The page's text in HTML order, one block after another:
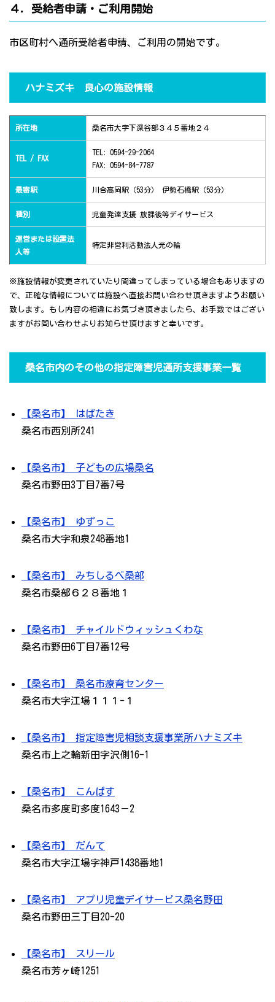
４．受給者申請・ご利用開始
市区町村へ通所受給者申請、ご利用の開始です。
ハナミズキ 良心の施設情報
所在地 桑名市大字下深谷部３４５番地２４
TEL / FAX
TEL: 0594-29-2064
FAX: 0594-84-7787
最寄駅 川合高岡駅（53分） 伊勢石橋駅（53分）
種別 児童発達支援 放課後等デイサービス
運営または設置法
人等
特定非営利活動法人光の輪
※施設情報が変更されていたり間違ってしまっている場合もありますの
で、正確な情報については施設へ直接お問い合わせ頂きますようお願い
致します。もし内容の相違にお気づき頂きましたら、お手数ではござい
ますがお問い合わせよりお知らせ頂けますと幸いです。
桑名市内のその他の指定障害児通所支援事業一覧
【桑名市】 はばたき
桑名市西別所241
【桑名市】 子どもの広場桑名
桑名市野田3丁目7番7号
【桑名市】 ゆずっこ
桑名市大字和泉248番地1
【桑名市】 みちしるべ桑部
桑名市桑部６２８番地１
【桑名市】 チャイルドウィッシュくわな
桑名市野田6丁目7番12号
【桑名市】 桑名市療育センター
桑名市大字江場１１１-１
【桑名市】 指定障害児相談支援事業所ハナミズキ
桑名市上之輪新田字沢側16-1
【桑名市】 こんぱす
桑名市多度町多度1643－2
【桑名市】 だんて
桑名市大字江場字神戸1438番地1
【桑名市】 アプリ児童デイサービス桑名野田
桑名市野田三丁目20-20
【桑名市】 スリール
桑名市芳ヶ崎1251